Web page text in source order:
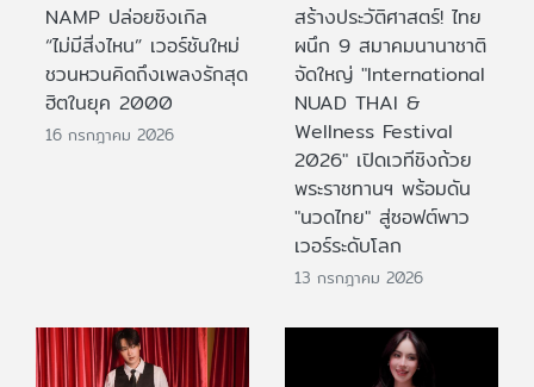
NAMP ปล่อยซิงเกิล
“ไม่มีสิ่งไหน” เวอร์ชันใหม่
ชวนหวนคิดถึงเพลงรักสุด
ฮิตในยุค 2000
16 กรกฎาคม 2026
สร้างประวัติศาสตร์! ไทย
ผนึก 9 สมาคมนานาชาติ
จัดใหญ่ "International
NUAD THAI &
Wellness Festival
2026" เปิดเวทีชิงถ้วย
พระราชทานฯ พร้อมดัน
"นวดไทย" สู่ซอฟต์พาว
เวอร์ระดับโลก
13 กรกฎาคม 2026